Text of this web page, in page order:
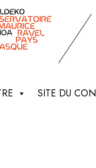
SITE DU